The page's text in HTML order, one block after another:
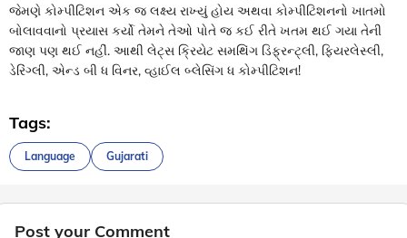
જેમણે કોમ્પીટિશન એક જ લક્ષ્ય રાખ્યું હોય અથવા કોમ્પીટિશનનો ખાતમો
બોલાવવાનો પ્રયાસ કર્યો તેમને તેઓ પોતે જ કઈ રીતે ખતમ થઈ ગયા તેની
જાણ પણ થઈ નહીં. આથી લેટ્સ ક્રિયેટ સમથિંગ ડિફ્રન્ટ્લી, ફિયરલેસ્લી,
ડેરિંગ્લી, એન્ડ બી ધ વિનર, વ્હાઈલ બ્લેસિંગ ધ કોમ્પીટિશન!
Tags:
Language Gujarati
Post your Comment